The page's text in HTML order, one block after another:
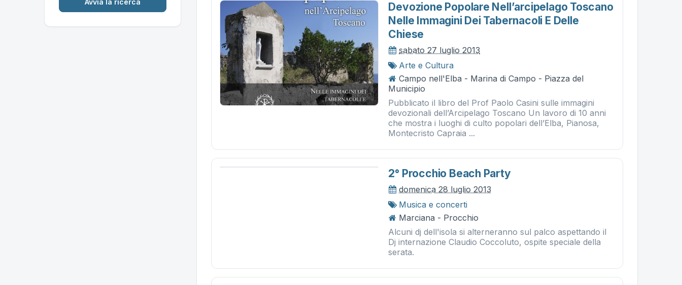
Devozione Popolare Nell’arcipelago Toscano
Nelle Immagini Dei Tabernacoli E Delle
Chiese
sabato 27 luglio 2013
Arte e Cultura
Campo nell'Elba - Marina di Campo - Piazza del
Municipio
Pubblicato il libro del Prof Paolo Casini sulle immagini
devozionali dell’Arcipelago Toscano Un lavoro di 10 anni
che mostra i luoghi di culto popolari dell’Elba, Pianosa,
Montecristo Capraia ...
2° Procchio Beach Party
domenica 28 luglio 2013
Musica e concerti
Marciana - Procchio
Alcuni dj dell'isola si alterneranno sul palco aspettando il
Dj internazione Claudio Coccoluto, ospite speciale della
serata.